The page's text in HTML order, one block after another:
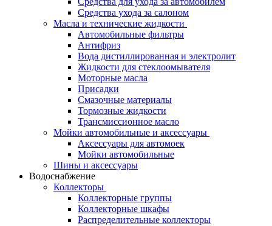
Средства ухода за салоном
Масла и технические жидкости
Автомобильные фильтры
Антифриз
Вода дистиллированная и электролит
Жидкости для стеклоомывателя
Моторные масла
Присадки
Смазочные материалы
Тормозные жидкости
Трансмиссионное масло
Мойки автомобильные и аксессуары
Аксессуары для автомоек
Мойки автомобильные
Шины и аксессуары
Водоснабжение
Коллекторы
Коллекторные группы
Коллекторные шкафы
Распределительные коллекторы